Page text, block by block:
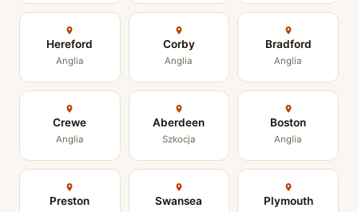
Hereford
Anglia
Corby
Anglia
Bradford
Anglia
Crewe
Anglia
Aberdeen
Szkocja
Boston
Anglia
Preston Swansea Plymouth